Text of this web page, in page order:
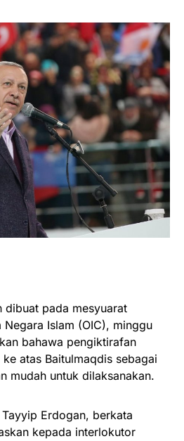
dibuat pada mesyuarat
Negara Islam (OIC), minggu
bahawa pengiktirafan
atas Baitulmaqdis sebagai
mudah untuk dilaksanakan.
Erdogan, berkata
kepada interlokutor